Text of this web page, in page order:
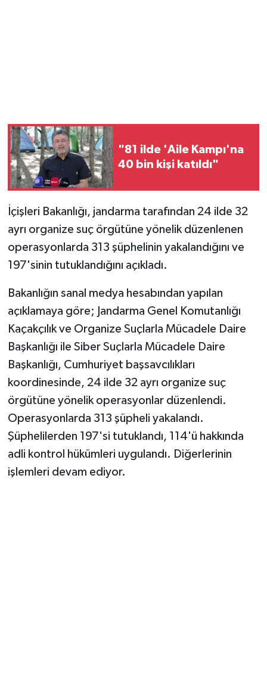
"81 ilde 'Aile Kampı'na
40 bin kişi katıldı"
İçişleri Bakanlığı, jandarma tarafından 24 ilde 32
ayrı organize suç örgütüne yönelik düzenlenen
operasyonlarda 313 şüphelinin yakalandığını ve
197'sinin tutuklandığını açıkladı.
Bakanlığın sanal medya hesabından yapılan
açıklamaya göre; Jandarma Genel Komutanlığı
Kaçakçılık ve Organize Suçlarla Mücadele Daire
Başkanlığı ile Siber Suçlarla Mücadele Daire
Başkanlığı, Cumhuriyet başsavcılıkları
koordinesinde, 24 ilde 32 ayrı organize suç
örgütüne yönelik operasyonlar düzenlendi.
Operasyonlarda 313 şüpheli yakalandı.
Şüphelilerden 197'si tutuklandı, 114'ü hakkında
adli kontrol hükümleri uygulandı. Diğerlerinin
işlemleri devam ediyor.